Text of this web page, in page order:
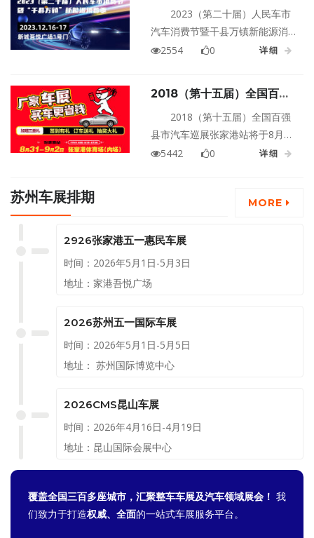
汽车消费节暨干县万镇新能源
消费季张家港站
2023（第二十届）人民车市
汽车消费节暨干县万镇新能源消
费季张家港站将于2023年12月16
2554 0 详细
2018（第十五届）全国百强
县市汽车巡展张家港站
2018（第十五届）全国百强
县市汽车巡展张家港站将于8月31
日至9月2日在张家港体育场隆重
5442 0 详细
苏州车展排期 MORE
2926张家港五一惠民车展
时间：2026年5月1日-5月3日
地址：家港吾悦广场
2026苏州五一国际车展
时间：2026年5月1日-5月5日
地址： 苏州国际博览中心
2026CMS昆山车展
时间：2026年4月16日-4月19日
地址：昆山国际会展中心
覆盖全国三百多座城市，汇聚整车车展及汽车领域展会！ 我
们致力于打造权威、全面的一站式车展服务平台。